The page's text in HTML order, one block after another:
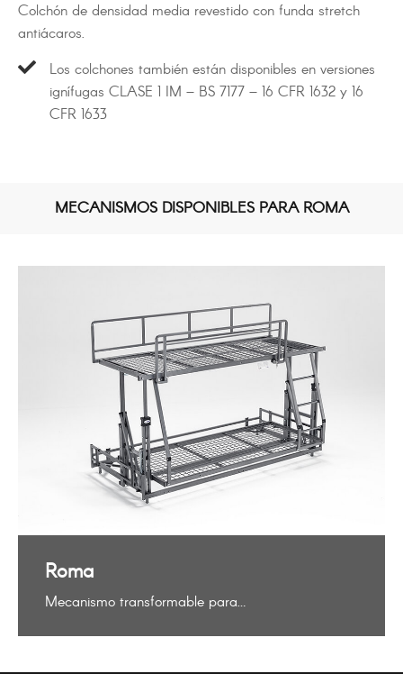
Colchón de densidad media revestido con funda stretch
antiácaros.
Los colchones también están disponibles en versiones
ignífugas CLASE 1 IM – BS 7177 – 16 CFR 1632 y 16
CFR 1633
MECANISMOS DISPONIBLES PARA ROMA
Roma
Mecanismo transformable para…